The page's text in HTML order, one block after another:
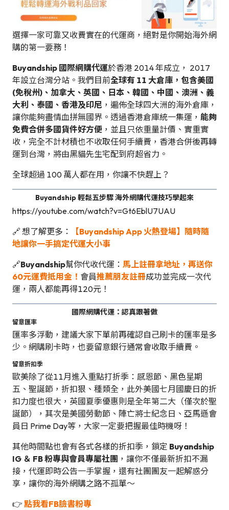
選擇一家可靠又收費實在的代運商，絕對是你開始海外網
購的第一要務！
Buyandship 國際網購代運於香港 2014 年成立， 2017
年設立台灣分站。我們目前全球有 11 大倉庫，包含美國
(免稅州)、加拿大、英國、日本、韓國、中國、澳洲、義
大利、泰國、香港及印尼 ，遍佈全球四大洲的海外倉庫，
讓你能夠盡情血拼無國界。透過香港倉庫統一集運， 能夠
免費合併多國貨件好方便 ，並且只依重量計價、實重實
收，完全不計材積也不收取任何手續費，香港合併後再轉
運到台灣，將由黑貓先生宅配到府超省力。
全球超過 100 萬人都在用，你讓不快趕上？
Buyandship 輕鬆五步驟 海外網購代運技巧學起來
https://youtube.com/watch?v=Gt6EblU7UAU
🔗 想了解更多：
【Buyandship App 火熱登場】隨時隨
地讓你一手搞定代運大小事
🔗Buyandship幫你代收代運： 馬上註冊拿地址，再送你
60元運費抵用金！ 會員推薦朋友註冊成功並完成一次代
運，兩人都能再得120元！
國際網購代運：認真跟著做
留意匯率
匯率多浮動，建議大家下單前再確認自己刷卡的匯率是多
少。網購刷卡時，也要留意銀行通常會收取手續費。
留意折扣季
歐美除了從11月進入重點打折季：感恩節、黑色星期
五、聖誕節，折扣狠、種類全，此外美國七月國慶日的折
扣力度也很大，英國夏季優惠則是全年第二大（僅次於聖
誕節），其次是美國勞動節、陣亡將士紀念日、亞馬遜會
員日 Prime Day等，大家一定要把握最佳時機呀！
其他時間點也會有各式各樣的折扣季，鎖定 Buyandship
IG ＆ FB 粉專與會員專屬社團 ，讓你不僅最新折扣不漏
接，代運即時公告一手掌握，還有社團團友一起解惑分
享，讓你的海外網購之路不孤單～
👉 點我看FB臉書粉專